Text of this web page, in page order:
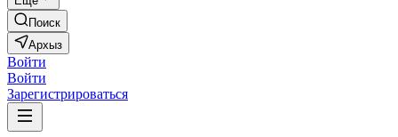
Поиск
Архыз
Войти
Войти
Зарегистрироваться